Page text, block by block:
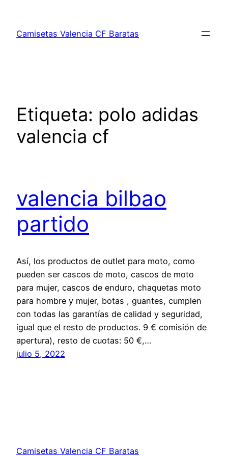
contenido
Camisetas Valencia CF Baratas
Etiqueta: polo adidas
valencia cf
valencia bilbao
partido
Así, los productos de outlet para moto, como
pueden ser cascos de moto, cascos de moto
para mujer, cascos de enduro, chaquetas moto
para hombre y mujer, botas , guantes, cumplen
con todas las garantías de calidad y seguridad,
igual que el resto de productos. 9 € comisión de
apertura), resto de cuotas: 50 €,…
julio 5, 2022
Camisetas Valencia CF Baratas